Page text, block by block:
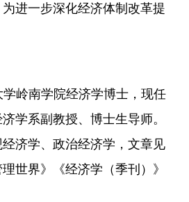
进一步深化经济体制改革提
岭南学院经济学博士，现任
学系副教授、博士生导师。
济学、政治经济学，文章见
世界》《经济学（季刊）》